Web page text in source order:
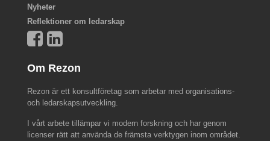
Nyheter
Reflektioner om ledarskap
Om Rezon
Rezon är ett konsultföretag som arbetar med organisations-
och ledarskapsutveckling.
I vårt arbete tillämpar vi modern forskning och har genom
licenser rätt att använda de främsta verktygen inom området.